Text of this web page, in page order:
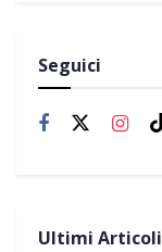
Seguici
Ultimi Articoli